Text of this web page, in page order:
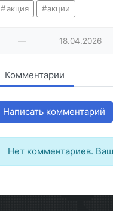
акция акции
— 18.04.2026
Комментарии
Написать комментарий
Нет комментариев.